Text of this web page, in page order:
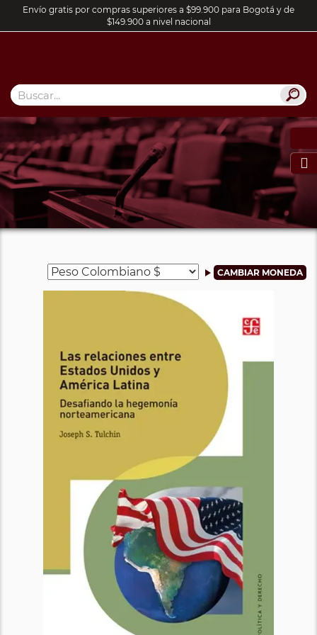
Envío gratis por compras superiores a $99.900 para Bogotá y de
$149.900 a nivel nacional
